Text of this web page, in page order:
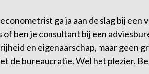
ga ja aan de slag bij een
ben je consultant bij een
en eigenaarschap, maar geen
de bureaucratie. Wel het plezier.